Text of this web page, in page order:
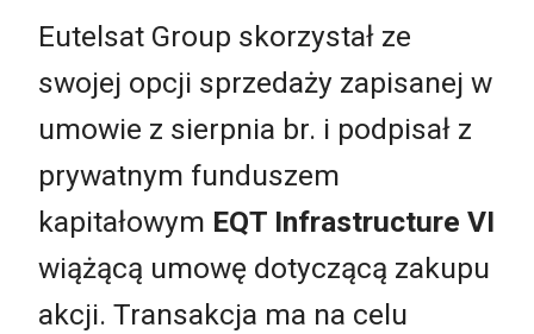
Eutelsat Group skorzystał ze
swojej opcji sprzedaży zapisanej w
umowie z sierpnia br. i podpisał z
prywatnym funduszem
kapitałowym EQT Infrastructure VI
wiążącą umowę dotyczącą zakupu
akcji. Transakcja ma na celu